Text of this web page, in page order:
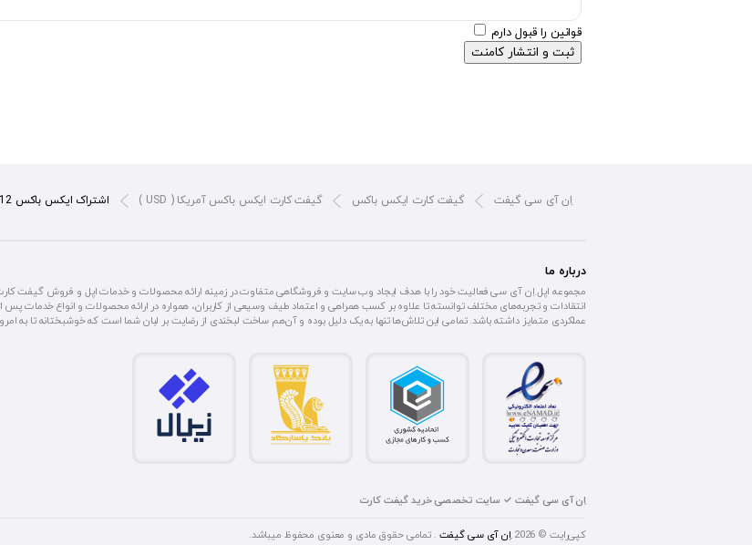
قوانین را قبول دارم
ثبت و انتشار کامنت
اِن آی سی گیفت گیفت کارت ایکس باکس گیفت کارت ایکس باکس آمریکا ( USD ) اشتراک ایکس باکس EA access 12 ماهه
درباره ما
مجموعه اپل اِن آی سی فعالیت خود را با هدف ایجاد وب سایت و فروشگاهی متفاوت در زمینه ارائه محصولات و خدمات اپل و فروش گیفت کارت
انتقادات و تجربه‌های مختلف توانسته تا علاوه بر کسب همراهی و اعتماد طیف وسیعی از کاربران، همواره در ارائه محصولات و انواع خدمات
عملکردی متمایز داشته باشد. تمامی این تلاش‌ها تنها به یک دلیل بوده و آن‌هم ساخت لبخندی از رضایت بر لبان شما است که خوشبختانه تا به
اِن آی سی گیفت ✓ سایت تخصصی خرید گیفت کارت
کپی‌رایت © 2026 اِن آی سی گیفت . تمامی حقوق مادی و معنوی محفوظ میباشد.